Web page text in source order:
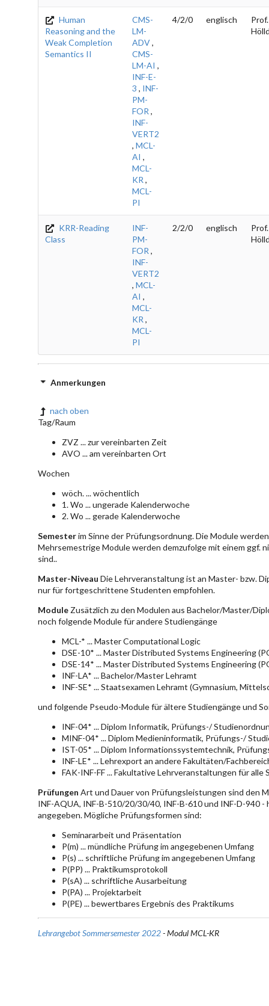
Human
Reasoning and the
Weak Completion
Semantics II
CMS-
LM-
ADV,
CMS-
LM-AI ,
INF-E-
3 , INF-
PM-
FOR ,
INF-
VERT2
, MCL-
AI ,
MCL-
KR ,
MCL-
PI
4/2/0 englisch
Prof.
KRR-Reading
Class
INF-
PM-
FOR ,
INF-
VERT2
, MCL-
AI ,
MCL-
KR ,
MCL-
PI
2/2/0 englisch
Prof.
Anmerkungen
nach oben
Tag/Raum
ZVZ ... zur vereinbarten Zeit
AVO ... am vereinbarten Ort
Wochen
wöch. ... wöchentlich
1. Wo ... ungerade Kalenderwoche
2. Wo ... gerade Kalenderwoche
Semesterim Sinne der Prüfungsordnung. Die Module
Mehrsemestrige Module werden demzufolge mit einem ggf.
sind..
Master-Niveau Die Lehrveranstaltung ist an Master- bzw.
nur für fortgeschrittene Studenten empfohlen.
Module Zusätzlich zu den Modulen aus Bachelor/Master/
noch folgende Module für andere Studiengänge
MCL-* ... Master Computational Logic
DSE-10* ... Master Distributed Systems Engineering
DSE-14* ... Master Distributed Systems Engineering
INF-LA* ... Bachelor/Master Lehramt
INF-SE* ... Staatsexamen Lehramt (Gymnasium,
und folgende Pseudo-Module für ältere Studiengänge und
INF-04* ... Diplom Informatik, Prüfungs-/
MINF-04* ... Diplom Medieninformatik, Prüfungs-/
IST-05* ... Diplom Informationssystemtechnik,
INF-LE* ... Lehrexport an andere Fakultäten/
FAK-INF-FF ... Fakultative Lehrveranstaltungen für
Prüfungen Art und Dauer von Prüfungsleistungen sind den
INF-AQUA, INF-B-510/20/30/40, INF-B-610 und INF-D-940
angegeben. Mögliche Prüfungsformen sind:
Seminararbeit und Präsentation
P(m) ... mündliche Prüfung im angegebenen Umfang
P(s) ... schriftliche Prüfung im angegebenen Umfang
P(PP) ... Praktikumsprotokoll
P(sA) ... schriftliche Ausarbeitung
P(PA) ... Projektarbeit
P(PE) ... bewertbares Ergebnis des Praktikums
Lehrangebot Sommersemester 2022- Modul MCL-KR